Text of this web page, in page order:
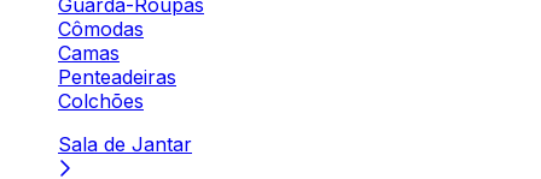
Guarda-Roupas
Cômodas
Camas
Penteadeiras
Colchões
Sala de Jantar